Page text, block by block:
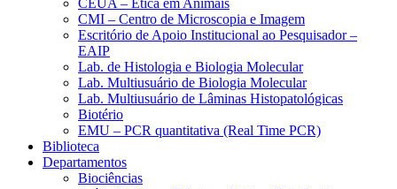
CEUA – Ética em Animais
CMI – Centro de Microscopia e Imagem
Escritório de Apoio Institucional ao Pesquisador –
EAIP
Lab. de Histologia e Biologia Molecular
Lab. Multiusuário de Biologia Molecular
Lab. Multiusuário de Lâminas Histopatológicas
Biotério
EMU – PCR quantitativa (Real Time PCR)
Biblioteca
Departamentos
Biociências